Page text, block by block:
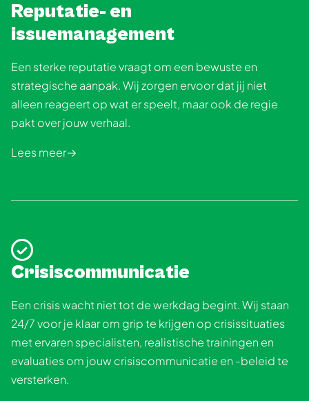
Reputatie- en
issuemanagement
Een sterke reputatie vraagt om een bewuste en
strategische aanpak. Wij zorgen ervoor dat jij niet
alleen reageert op wat er speelt, maar ook de regie
pakt over jouw verhaal.
Lees meer
Crisiscommunicatie
Een crisis wacht niet tot de werkdag begint. Wij staan
24/7 voor je klaar om grip te krijgen op crisissituaties
met ervaren specialisten, realistische trainingen en
evaluaties om jouw crisiscommunicatie en -beleid te
versterken.